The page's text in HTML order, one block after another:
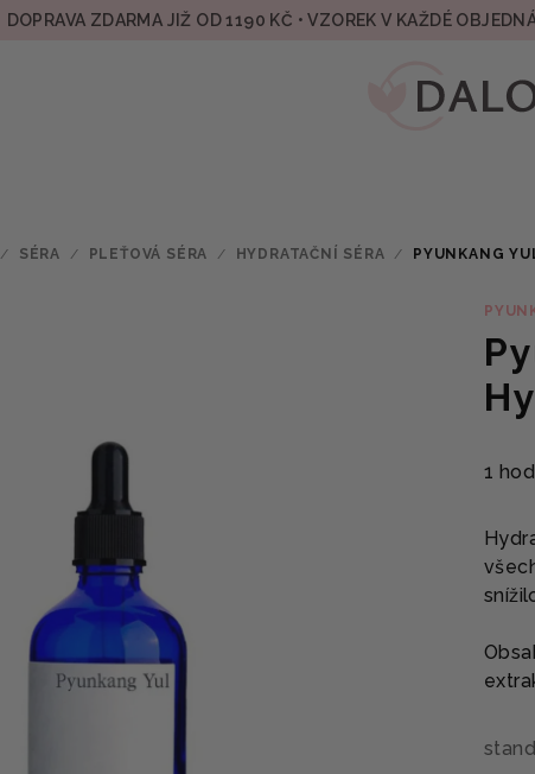
DOPRAVA ZDARMA JIŽ OD 1190 KČ • VZOREK V KAŽDÉ
/ SÉRA / PLEŤOVÁ SÉRA / HYDRATAČNÍ SÉRA / PYUNKANG
je
5,0
5
1